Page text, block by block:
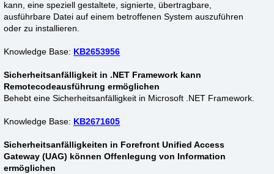
kann, eine speziell gestaltete, signierte, übertragbare,
ausführbare Datei auf einem betroffenen System auszuführen
oder zu installieren.
Knowledge Base: KB2653956
Sicherheitsanfälligkeit in .NET Framework kann
Remotecodeausführung ermöglichen
Behebt eine Sicherheitsanfälligkeit in Microsoft .NET Framework.
Knowledge Base: KB2671605
Sicherheitsanfälligkeiten in Forefront Unified Access
Gateway (UAG) können Offenlegung von Information
ermöglichen